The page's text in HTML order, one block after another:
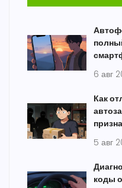
6 авг
Как
5 авг
коды